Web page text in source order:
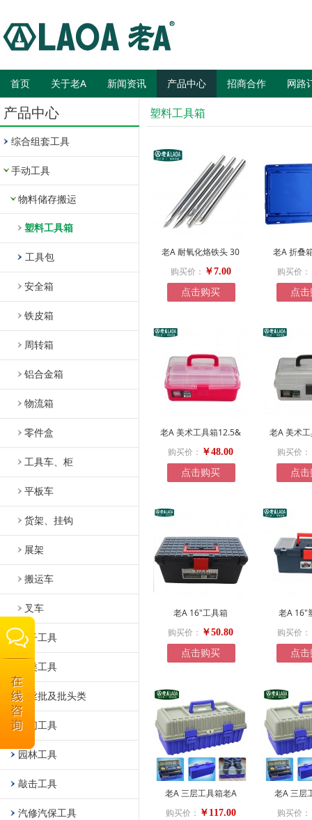
首页 关于老A 新闻资讯 产品中心 招商合作 网路
产品中心
综合组套工具
手动工具
物料储存搬运
塑料工具箱
工具包
安全箱
铁皮箱
周转箱
铝合金箱
物流箱
零件盒
工具车、柜
平板车
货架、挂钩
展架
搬运车
叉车
电子工具
钳类工具
螺丝批及批头类
剪切工具
园林工具
敲击工具
汽修汽保工具
塑料工具箱
老A 耐氧化烙铁头 30
购买价： ￥7.00
点击购买
老A 折叠
购买价：
点
老A 美术工具箱12.5&
购买价： ￥48.00
点击购买
老A 美术
购买价：
点
老A 16"工具箱
购买价： ￥50.80
点击购买
老A 16"
购买价：
点
老A 三层工具箱老A
购买价： ￥117.00
老A 三层
购买价：